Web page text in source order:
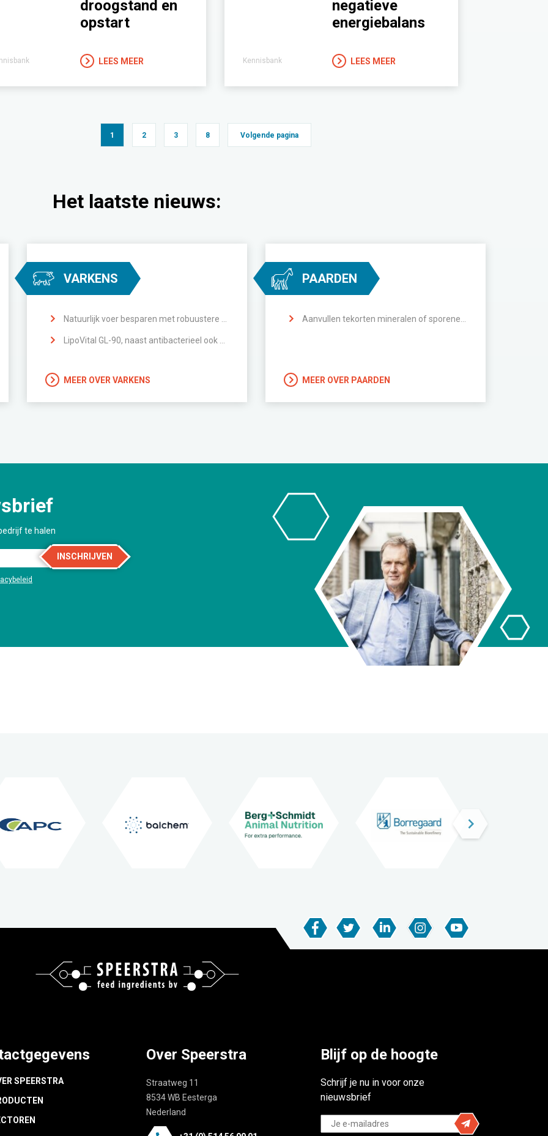
droogstand en
opstart
LEES MEER Kennisbank
negatieve
energiebalans
LEES MEER
1 2 3 8 Volgende pagina
Het laatste nieuws:
VARKENS
Natuurlijk voer besparen met robuustere darmen
LipoVital GL-90, naast antibacterieel ook ontstekingsremmende effecten
MEER OVER VARKENS
PAARDEN
Aanvullen tekorten mineralen of sporenelementen
MEER OVER PAARDEN
te halen
INSCHRIJVEN
SPEERSTRA
Over Speerstra
Straatweg 11
8534 WB Eesterga
Nederland
Blijf op de hoogte
Schrijf je nu in voor onze
nieuwsbrief